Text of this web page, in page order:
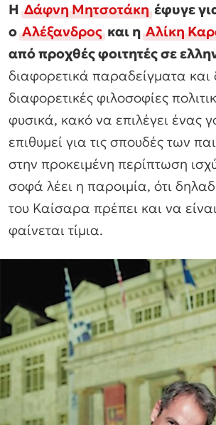
ΗΔάφνη Μητσοτάκηέφυγε
οΑλέξανδροςκαι ηΑλίκη
από προχθές φοιτητές σε
διαφορετικά παραδείγματα και
διαφορετικές φιλοσοφίες
φυσικά, κακό να επιλέγει ένας
επιθυμεί για τις σπουδές των
στην προκειμένη περίπτωση
σοφά λέει η παροιμία, ότι
του Καίσαρα πρέπει και να
φαίνεται τίμια.